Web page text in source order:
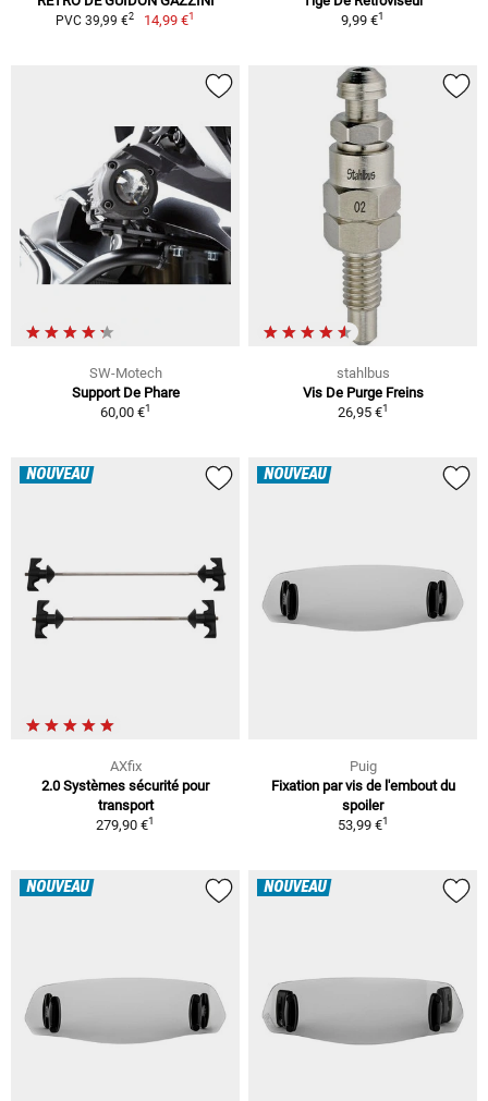
PVC 39,99 €2 14,99 €1
9,99 €1
SW-Motech
Support De Phare
60,00 €1
stahlbus
Vis De Purge Freins
26,95 €1
NOUVEAU
AXfix
2.0 Systèmes sécurité pour
transport
279,90 €1
NOUVEAU
Puig
Fixation par vis de l'embout du
spoiler
53,99 €1
NOUVEAU NOUVEAU